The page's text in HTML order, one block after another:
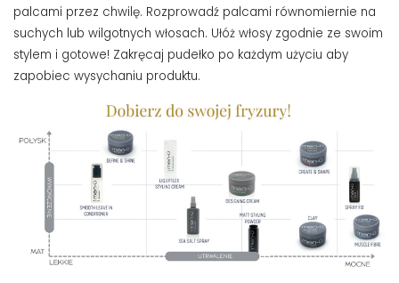
palcami przez chwilę. Rozprowadź palcami równomiernie na
suchych lub wilgotnych włosach. Ułóż włosy zgodnie ze swoim
stylem i gotowe! Zakręcaj pudełko po każdym użyciu aby
zapobiec wysychaniu produktu.